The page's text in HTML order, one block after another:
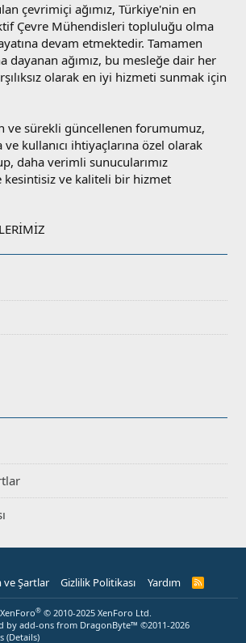
çevrimiçi ağımız, Türkiye'nin en
Çevre Mühendisleri topluluğu olma
devam etmektedir. Tamamen
dayanan ağımız, bu mesleğe dair her
olarak en iyi hizmeti sunmak için
ve sürekli güncellenen forumumuz,
kullanıcı ihtiyaçlarına özel olarak
daha verimli sunucularımız
kesintisiz ve kaliteli bir hizmet
ve Şartlar Gizlilik Politikası Yardım
R
® © 2010-2025 XenForo Ltd.
by add-ons from DragonByte™ ©2011-2026
(Details)